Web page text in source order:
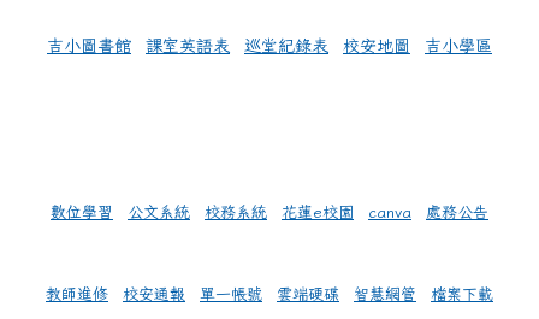
吉小圖書館 課室英語表 巡堂紀錄表 校安地圖 吉小學區
數位學習 公文系統 校務系統 花蓮e校園 canva 處務公告
教師進修 校安通報 單一帳號 雲端硬碟 智慧網管 檔案下載